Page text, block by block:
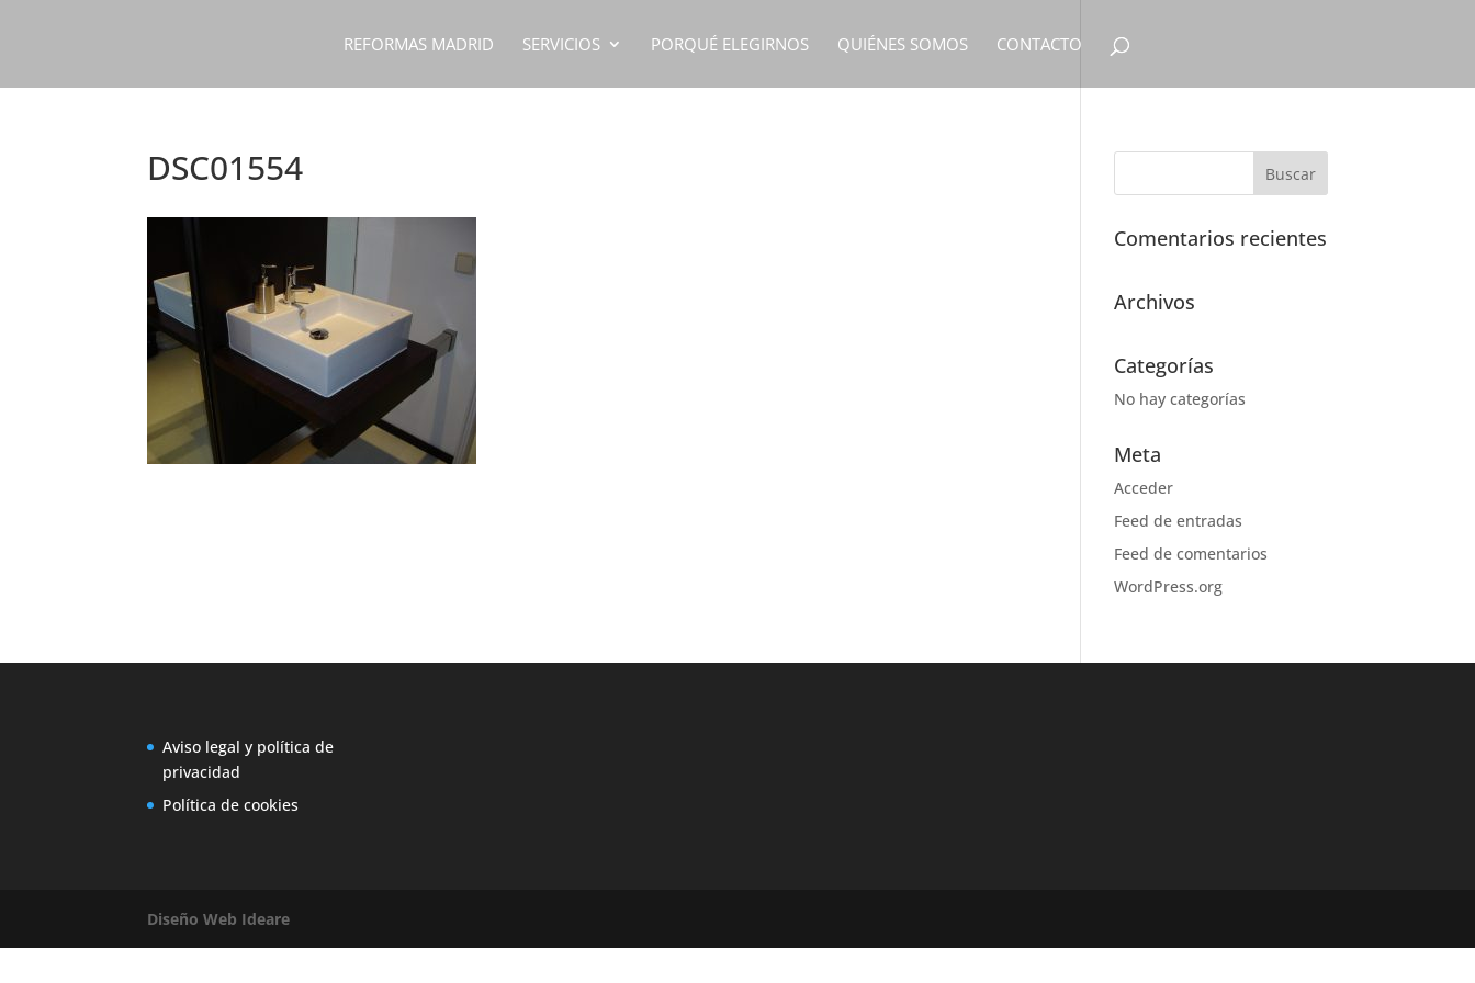
REFORMAS MADRID SERVICIOS PORQUÉ ELEGIRNOS QUIÉNES SOMOS CONTACTO
DSC01554
Comentarios recientes
Archivos
Categorías
No hay categorías
Meta
Acceder
Feed de entradas
Feed de comentarios
WordPress.org
Aviso legal y política de
privacidad
Política de cookies
Diseño Web Ideare